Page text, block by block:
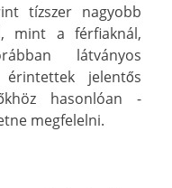
tízszer nagyobb
mint a férfiaknál,
látványos
jelentős
hasonlóan -
megfelelni.